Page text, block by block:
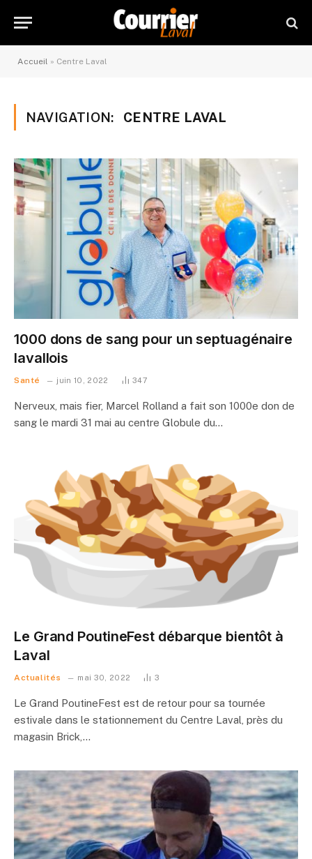
Accueil » Centre Laval
NAVIGATION: CENTRE LAVAL
1000 dons de sang pour un septuagénaire
lavallois
Santé juin 10, 2022 347
Nerveux, mais fier, Marcel Rolland a fait son 1000e don de
sang le mardi 31 mai au centre Globule du…
Le Grand PoutineFest débarque bientôt à
Laval
Actualités mai 30, 2022 3
Le Grand PoutineFest est de retour pour sa tournée
estivale dans le stationnement du Centre Laval, près du
magasin Brick,…